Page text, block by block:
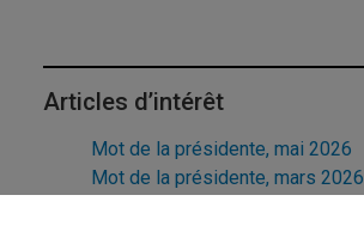
Articles d’intérêt
Mot de la présidente, mai 2026
Mot de la présidente, mars 2026